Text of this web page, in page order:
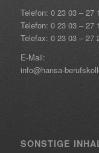
Telefon: 0 23 03 – 27
Telefon: 0 23 03 – 27
Telefax: 0 23 03 – 27
E-Mail:
info@hansa-
SONSTIGE